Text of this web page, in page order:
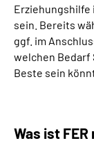
Erziehungshilfe
sein. Bereits
ggf. im
welchen Bedarf
Beste sein
Was ist FER